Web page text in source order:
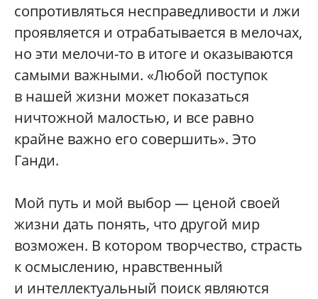
сопротивляться несправедливости и лжи
проявляется и отрабатывается в мелочах,
но эти мелочи-то в итоге и оказываются
самыми важными. «Любой поступок
в нашей жизни может показаться
ничтожной малостью, и все равно
крайне важно его совершить». Это
Ганди.
Мой путь и мой выбор — ценой своей
жизни дать понять, что другой мир
возможен. В котором творчество, страсть
к осмыслению, нравственный
и интеллектуальный поиск являются